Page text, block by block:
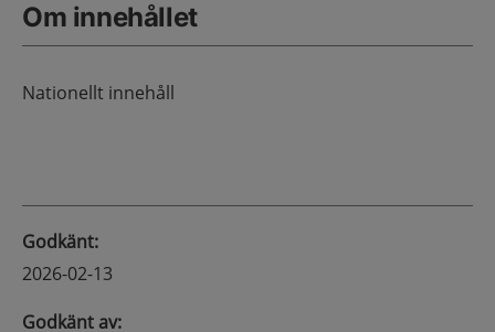
Om innehållet
Nationellt innehåll
Godkänt:
2026-02-13
Godkänt av: